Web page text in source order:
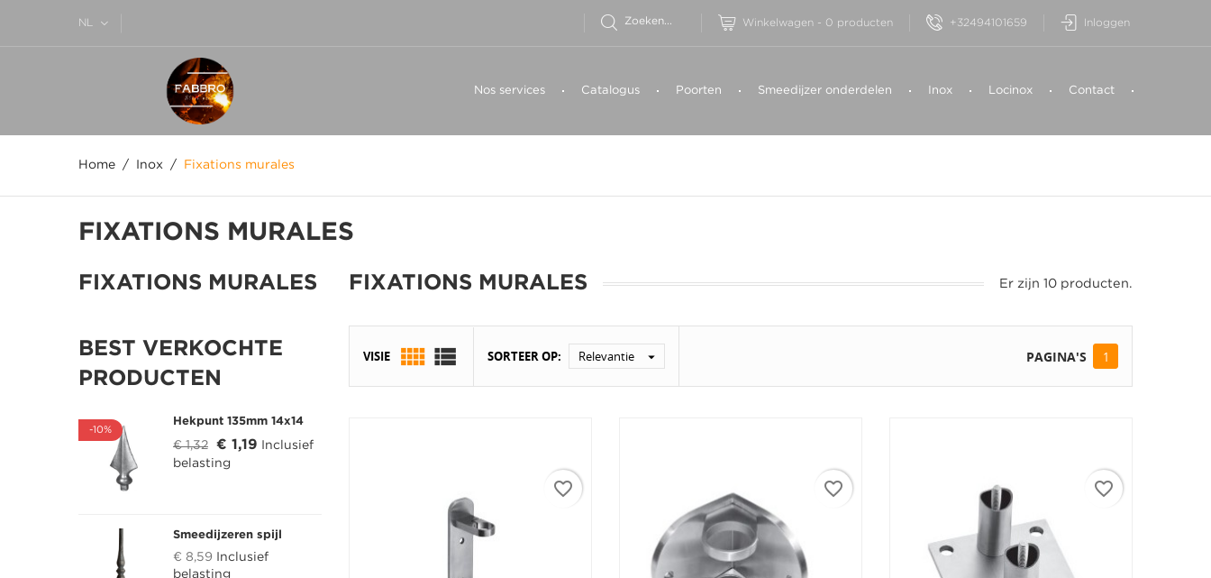
NL Winkelwagen - 0 producten +32494101659 Inloggen
Nos services Catalogus Poorten Smeedijzer onderdelen Inox Locinox Contact
Home Inox Fixations murales
FIXATIONS MURALES
FIXATIONS MURALES
BEST VERKOCHTE
PRODUCTEN
-10%
Hekpunt 135mm 14x14
€ 1,32 € 1,19 Inclusief
belasting
Smeedijzeren spijl
€ 8,59 Inclusief
belasting
FIXATIONS MURALES Er zijn 10 producten.
VISIE   SORTEER OP: Relevantie  PAGINA'S 1
favorite_border favorite_border favorite_border